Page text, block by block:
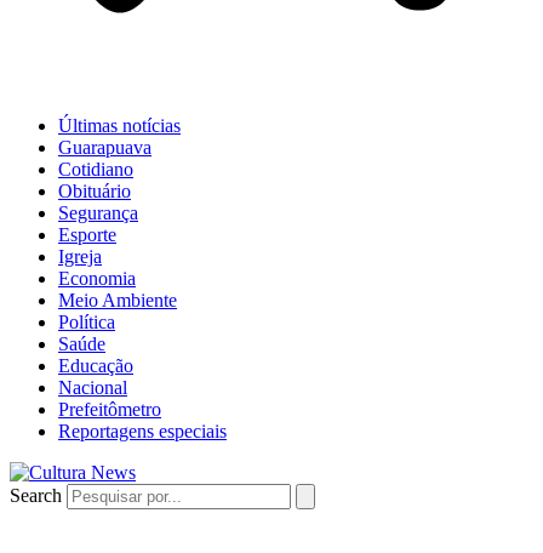
Últimas notícias
Guarapuava
Cotidiano
Obituário
Segurança
Esporte
Igreja
Economia
Meio Ambiente
Política
Saúde
Educação
Nacional
Prefeitômetro
Reportagens especiais
Search